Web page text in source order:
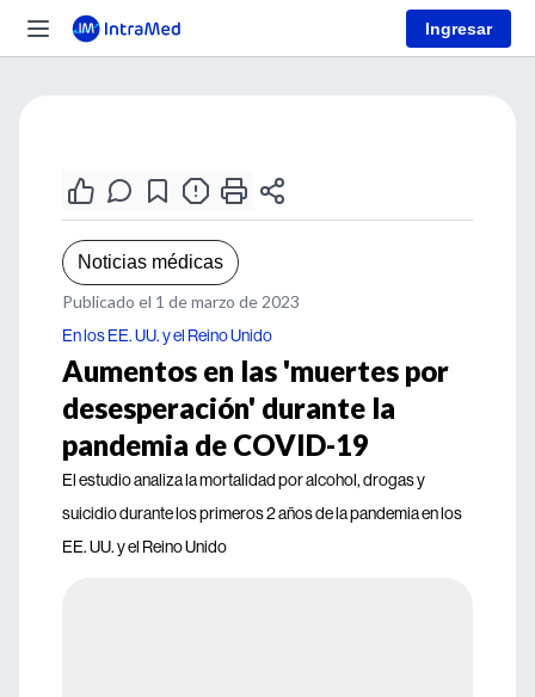
Ingresar
Noticias médicas
Publicado el 1 de marzo de 2023
En los EE. UU. y el Reino Unido
Aumentos en las 'muertes por
desesperación' durante la
pandemia de COVID-19
El estudio analiza la mortalidad por alcohol, drogas y
suicidio durante los primeros 2 años de la pandemia en los
EE. UU. y el Reino Unido